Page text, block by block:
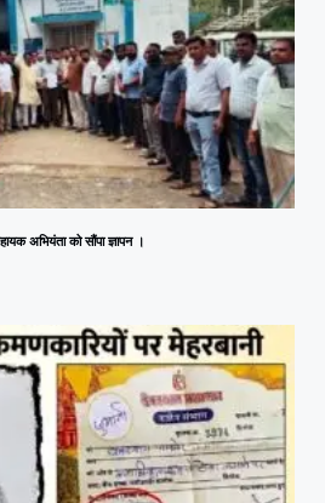
अभियंता को सौंपा ज्ञापन ।